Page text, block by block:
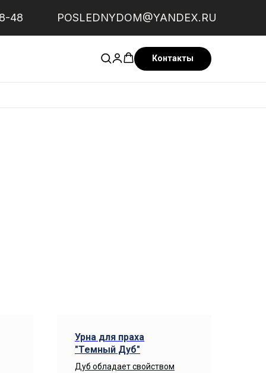
48 POSLEDNYDOM@YANDEX.RU
Контакты
Урна для праха
"Темный Дуб"
Дуб обладает свойством